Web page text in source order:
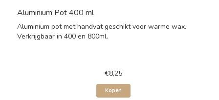
Aluminium Pot 400 ml
Aluminium pot met handvat geschikt voor warme wax.
Verkrijgbaar in 400 en 800ml.
€8,25
Kopen